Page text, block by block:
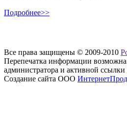
Подробнее>>
Все права защищены © 2009-2010
Перепечатка информации
администратора и активной
Создание сайта ООО